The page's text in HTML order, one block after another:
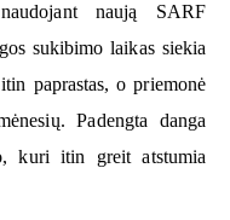
naują SARF
sukibimo laikas siekia
paprastas, o priemonė
Padengta danga
kuri itin greit atstumia